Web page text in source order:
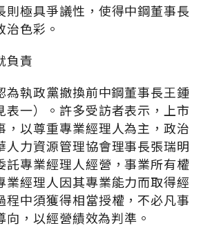
則極具爭議性，使得中鋼董事長
治色彩。
負責
為執政黨撤換前中鋼董事長王鍾
表一）。許多受訪者表示，上市
，以尊重專業經理人為主，政治
人力資源管理協會理事長張瑞明
託專業經理人經營，事業所有權
業經理人因其專業能力而取得經
程中須獲得相當授權，不必凡事
，以經營績效為判準。